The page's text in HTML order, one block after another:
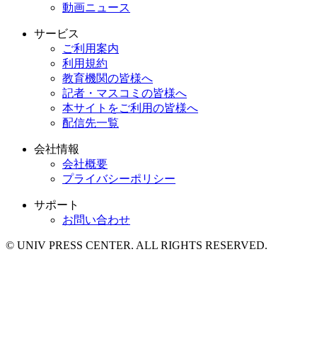
動画ニュース
サービス
ご利用案内
利用規約
教育機関の皆様へ
記者・マスコミの皆様へ
本サイトをご利用の皆様へ
配信先一覧
会社情報
会社概要
プライバシーポリシー
サポート
お問い合わせ
© UNIV PRESS CENTER. ALL RIGHTS RESERVED.